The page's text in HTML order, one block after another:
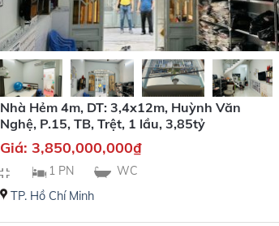
Nhà Hẻm 4m, DT: 3,4x12m, Huỳnh Văn
Nghệ, P.15, TB, Trệt, 1 lầu, 3,85tỷ
Giá: 3,850,000,000₫
1 PN
WC
TP. Hồ Chí Minh